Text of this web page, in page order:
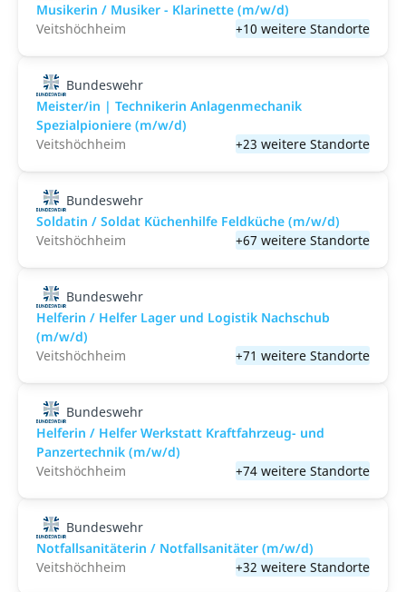
Musikerin / Musiker - Klarinette (m/w/d)
Veitshöchheim
+10 weitere Standorte
Bundeswehr
Meister/in | Technikerin Anlagenmechanik
Spezialpioniere (m/w/d)
Veitshöchheim
+23 weitere Standorte
Bundeswehr
Soldatin / Soldat Küchenhilfe Feldküche (m/w/d)
Veitshöchheim
+67 weitere Standorte
Bundeswehr
Helferin / Helfer Lager und Logistik Nachschub
(m/w/d)
Veitshöchheim
+71 weitere Standorte
Bundeswehr
Helferin / Helfer Werkstatt Kraftfahrzeug- und
Panzertechnik (m/w/d)
Veitshöchheim
+74 weitere Standorte
Bundeswehr
Notfallsanitäterin / Notfallsanitäter (m/w/d)
Veitshöchheim
+32 weitere Standorte